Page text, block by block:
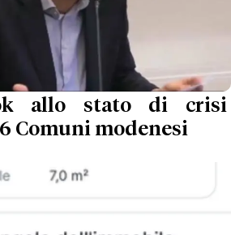
allo stato di crisi
Comuni modenesi